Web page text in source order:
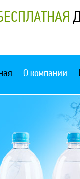
О компании